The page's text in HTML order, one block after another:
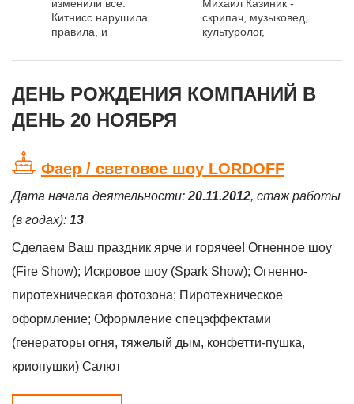
изменили все.
Китнисс нарушила
правила, и
той поры
правление Капитолия
пошатнулось.
Михаил Казиник -
скрипач, музыковед,
культуролог,
талантливый
исследователь и
просто интересный и
ДЕНЬ РОЖДЕНИЯ КОМПАНИЙ В
ДЕНЬ 20 НОЯБРЯ
Фаер / световое шоу LORDOFF
Дата начала деятельности: 20.11.2012, стаж работы
(в годах): 13
Сделаем Ваш праздник ярче и горячее! Огненное шоу
(Fire Show); Искровое шоу (Spark Show); Огненно-
пиротехническая фотозона; Пиротехническое
оформление; Оформление спецэффектами
(генераторы огня, тяжелый дым, конфетти-пушка,
криопушки) Салют